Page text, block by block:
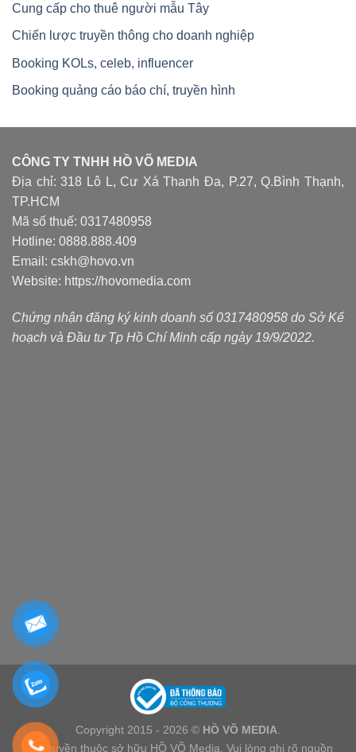
Cung cấp cho thuê người mẫu Tây
Chiến lược truyền thông cho doanh nghiệp
Booking KOLs, celeb, influencer
Booking quảng cáo báo chí, truyền hình
CÔNG TY TNHH HỒ VÕ MEDIA
Địa chỉ: 318 Lô L, Cư Xá Thanh Đa, P.27, Q.Bình Thạnh,
TP.HCM
Mã số thuế: 0317480958
Hotline: 0888.888.409
Email: cskh@hovo.vn
Website: https://hovomedia.com
Chứng nhận đăng ký kinh doanh số 0317480958 do Sở Kế
hoạch và Đầu tư Tp Hồ Chí Minh cấp ngày 19/9/2022.
Copyright 2015 - 2026 © HỒ VÕ MEDIA
Bản quyền thuộc sở hữu HỒ VÕ Media. Vui lòng ghi rõ nguồn